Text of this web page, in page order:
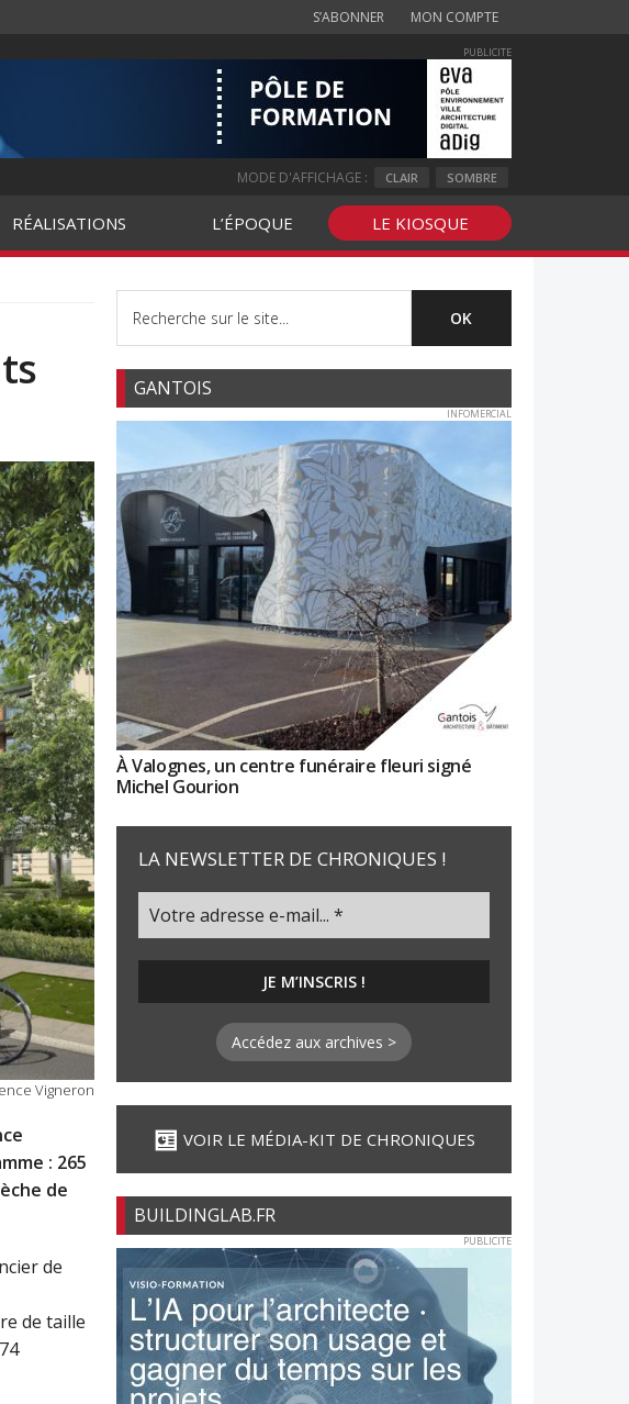
S’ABONNER MON COMPTE
PUBLICITE
MODE D'AFFICHAGE : CLAIR SOMBRE
RÉALISATIONS L’ÉPOQUE LE KIOSQUE
Vigneron
: 265
de
de
de taille
GANTOIS
INFOMERCIAL
À Valognes, un centre funéraire fleuri signé
Michel Gourion
LA NEWSLETTER DE CHRONIQUES !
Accédez aux archives >
VOIR LE MÉDIA-KIT DE CHRONIQUES
BUILDINGLAB.FR
PUBLICITE